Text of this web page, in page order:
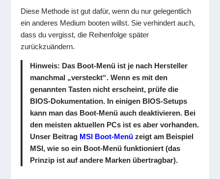
Diese Methode ist gut dafür, wenn du nur gelegentlich
ein anderes Medium booten willst. Sie verhindert auch,
dass du vergisst, die Reihenfolge später
zurückzuändern.
Hinweis: Das Boot-Menü ist je nach Hersteller
manchmal „versteckt“. Wenn es mit den
genannten Tasten nicht erscheint, prüfe die
BIOS-Dokumentation. In einigen BIOS-Setups
kann man das Boot-Menü auch deaktivieren. Bei
den meisten aktuellen PCs ist es aber vorhanden.
Unser Beitrag MSI Boot-Menü zeigt am Beispiel
MSI, wie so ein Boot-Menü funktioniert (das
Prinzip ist auf andere Marken übertragbar).